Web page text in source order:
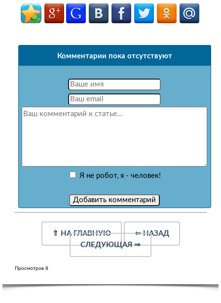
Комментарии пока отсутствуют
Я не робот, я - человек!
⇑ НА ГЛАВНУЮ ⇐НАЗАД
СЛЕДУЮЩАЯ⇒
Просмотров 8